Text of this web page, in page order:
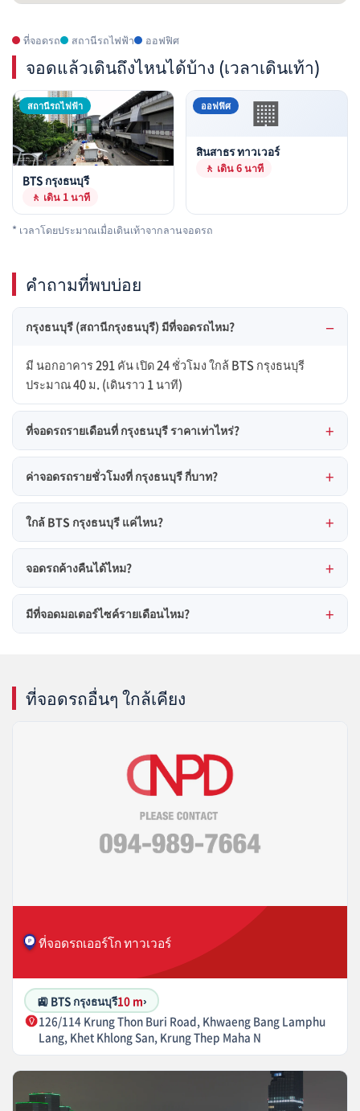
ที่จอดรถ สถานีรถไฟฟ้า ออฟฟิศ
จอดแล้วเดินถึงไหนได้บ้าง (เวลาเดินเท้า)
สถานีรถไฟฟ้า
BTS กรุงธนบุรี
🚶 เดิน 1 นาที
🏢
ออฟฟิศ
สินสาธร ทาวเวอร์
🚶 เดิน 6 นาที
* เวลาโดยประมาณเมื่อเดินเท้าจากลานจอดรถ
คำถามที่พบบ่อย
กรุงธนบุรี (สถานีกรุงธนบุรี) มีที่จอดรถไหม?
มี นอกอาคาร 291 คัน เปิด 24 ชั่วโมง ใกล้ BTS กรุงธนบุรี
ประมาณ 40 ม. (เดินราว 1 นาที)
ที่จอดรถรายเดือนที่ กรุงธนบุรี ราคาเท่าไหร่?
ค่าจอดรถรายชั่วโมงที่ กรุงธนบุรี กี่บาท?
ใกล้ BTS กรุงธนบุรี แค่ไหน?
จอดรถค้างคืนได้ไหม?
มีที่จอดมอเตอร์ไซค์รายเดือนไหม?
ที่จอดรถอื่นๆ ใกล้เคียง
ที่จอดรถเออร์โก ทาวเวอร์
🚉 BTS กรุงธนบุรี10 m›
126/114 Krung Thon Buri Road, Khwaeng Bang Lamphu
Lang, Khet Khlong San, Krung Thep Maha N